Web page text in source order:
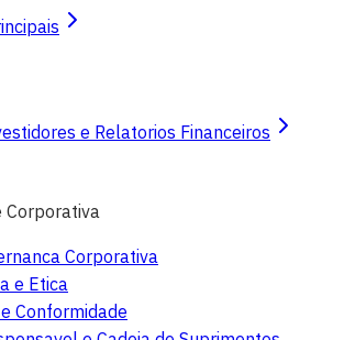
e Relatorios Financeiros
Corporativa
Corporativa
e Etica
Conformidade